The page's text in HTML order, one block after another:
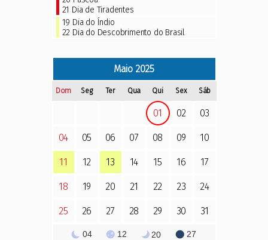
21 Dia de Tiradentes
19 Dia do Índio
22 Dia do Descobrimento do Brasil
Maio 2025
Dom Seg Ter Qua Qui Sex Sáb
01 02 03
04 05 06 07 08 09 10
11 12 13 14 15 16 17
18 19 20 21 22 23 24
25 26 27 28 29 30 31
04 12 20 27